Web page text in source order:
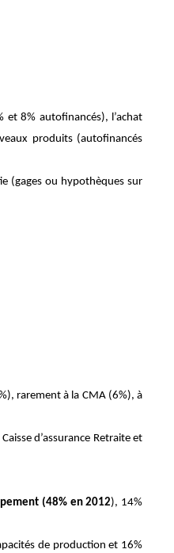
et 8% autofinancés), l’achat
produits (autofinancés
(gages ou hypothèques sur
rarement à la CMA (6%), à
d’assurance Retraite et
(48% en 2012), 14%
de production et 16%